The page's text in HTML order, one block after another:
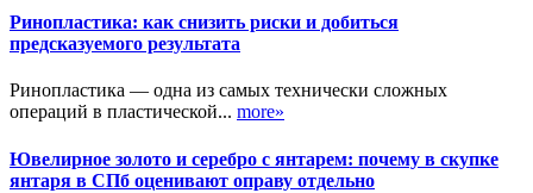
Ринопластика: как снизить риски и добиться
предсказуемого результата
Ринопластика — одна из самых технически сложных
операций в пластической... more»
Ювелирное золото и серебро с янтарем: почему в скупке
янтаря в СПб оценивают оправу отдельно